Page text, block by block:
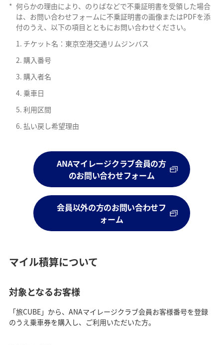
* 何らかの理由により、のりばなどで不乗証明書を受領した場合
は、お問い合わせフォームに不乗証明書の画像またはPDFを添
付のうえ、以下の項目とともにお問い合わせください。
チケット名：東京空港交通リムジンバス
購入番号
購入者名
乗車日
利用区間
払い戻し希望理由
ANAマイレージクラブ会員の方
のお問い合わせフォーム
会員以外の方のお問い合わせフ
ォーム
マイル積算について
対象となるお客様
「旅CUBE」から、ANAマイレージクラブ会員お客様番号を登録
のうえ乗車券を購入し、ご利用いただいた方。